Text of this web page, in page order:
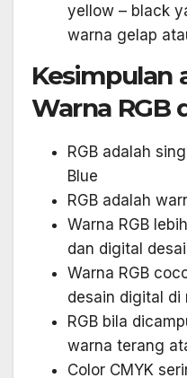
yellow – black
warna gelap
Kesimpulan
Warna RGB
RGB adalah
Blue
RGB adalah
Warna RGB
dan digital
Warna RGB
desain digital di
RGB bila
warna terang
Color CMYK